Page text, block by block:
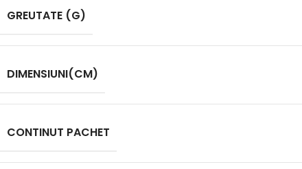
GREUTATE (G)
DIMENSIUNI(CM)
CONTINUT PACHET